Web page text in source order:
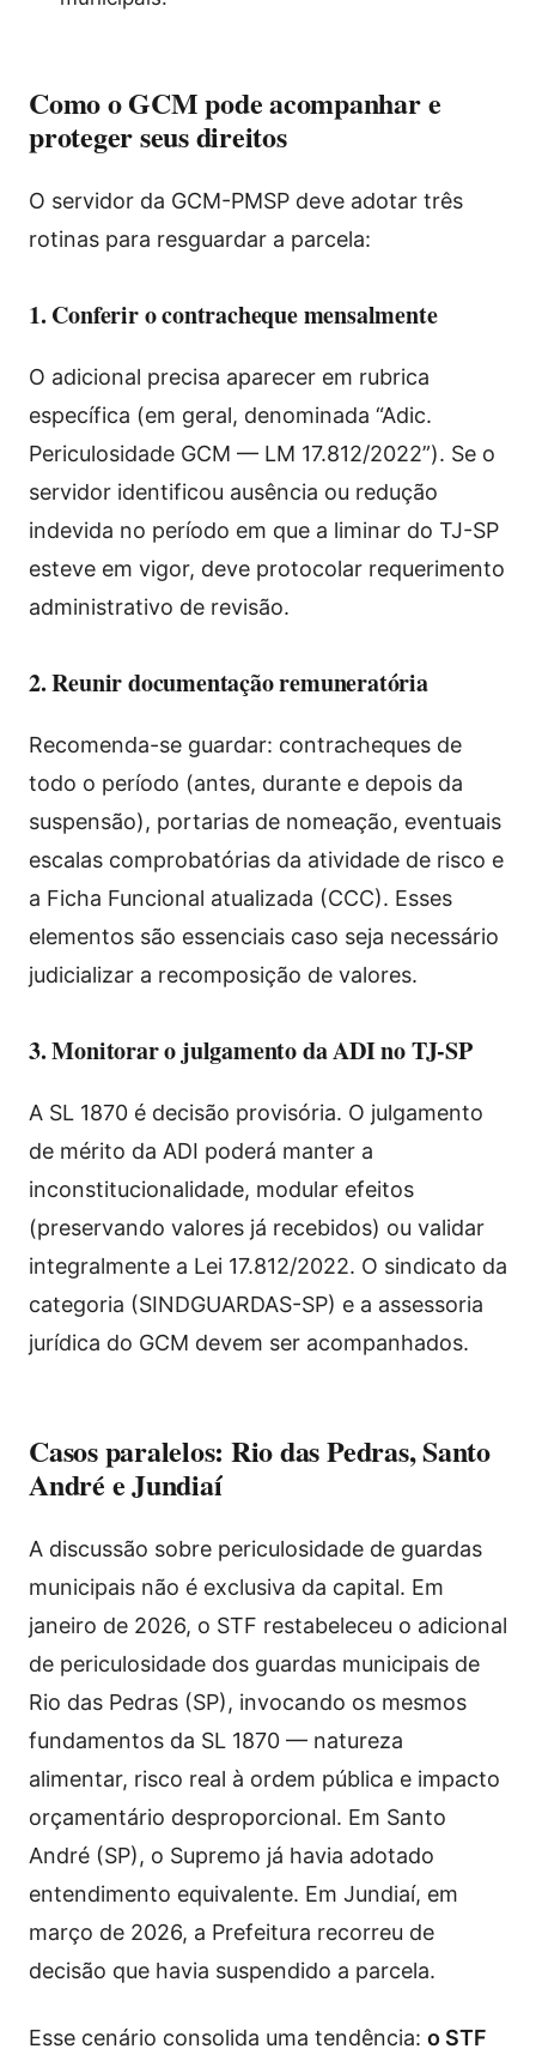
Como o GCM pode acompanhar e
proteger seus direitos
O servidor da GCM-PMSP deve adotar três
rotinas para resguardar a parcela:
1. Conferir o contracheque mensalmente
O adicional precisa aparecer em rubrica
específica (em geral, denominada “Adic.
Periculosidade GCM — LM 17.812/2022”). Se o
servidor identificou ausência ou redução
indevida no período em que a liminar do TJ-SP
esteve em vigor, deve protocolar requerimento
administrativo de revisão.
2. Reunir documentação remuneratória
Recomenda-se guardar: contracheques de
todo o período (antes, durante e depois da
suspensão), portarias de nomeação, eventuais
escalas comprobatórias da atividade de risco e
a Ficha Funcional atualizada (CCC). Esses
elementos são essenciais caso seja necessário
judicializar a recomposição de valores.
3. Monitorar o julgamento da ADI no TJ-SP
A SL 1870 é decisão provisória. O julgamento
de mérito da ADI poderá manter a
inconstitucionalidade, modular efeitos
(preservando valores já recebidos) ou validar
integralmente a Lei 17.812/2022. O sindicato da
categoria (SINDGUARDAS-SP) e a assessoria
jurídica do GCM devem ser acompanhados.
Casos paralelos: Rio das Pedras, Santo
André e Jundiaí
A discussão sobre periculosidade de guardas
municipais não é exclusiva da capital. Em
janeiro de 2026, o STF restabeleceu o adicional
de periculosidade dos guardas municipais de
Rio das Pedras (SP), invocando os mesmos
fundamentos da SL 1870 — natureza
alimentar, risco real à ordem pública e impacto
orçamentário desproporcional. Em Santo
André (SP), o Supremo já havia adotado
entendimento equivalente. Em Jundiaí, em
março de 2026, a Prefeitura recorreu de
decisão que havia suspendido a parcela.
Esse cenário consolida uma tendência: o STF